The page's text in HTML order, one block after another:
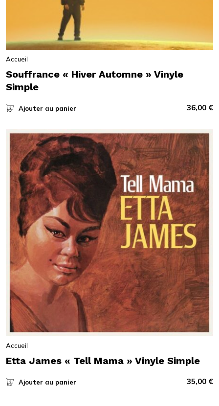
Accueil
Souffrance « Hiver Automne » Vinyle
Simple
Ajouter au panier 36,00 €
Accueil
Etta James « Tell Mama » Vinyle Simple
Ajouter au panier 35,00 €